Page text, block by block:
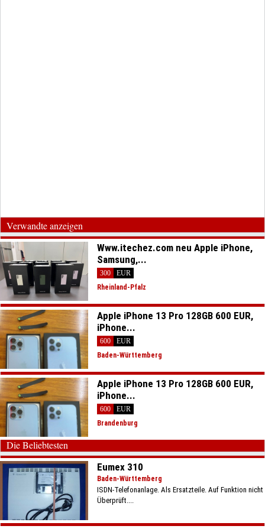
Verwandte anzeigen
Www.itechez.com neu Apple iPhone,
Samsung,...
300
EUR
Rheinland-Pfalz
Apple iPhone 13 Pro 128GB 600 EUR,
iPhone...
600
EUR
Baden-Württemberg
Apple iPhone 13 Pro 128GB 600 EUR,
iPhone...
600
EUR
Brandenburg
Die Beliebtesten
Eumex 310
Baden-Württemberg
ISDN-Telefonanlage. Als Ersatzteile. Auf Funktion nicht
Überprüft....